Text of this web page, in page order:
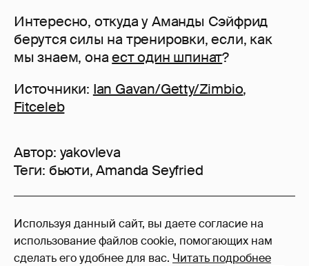
Используя данный сайт, вы даете согласие на
использование файлов cookie, помогающих нам
сделать его удобнее для вас. Читать подробнее
Интересно, откуда у Аманды Сэйфрид
берутся силы на тренировки, если, как
мы знаем, онаест один шпинат?
Источники: Ian Gavan/Getty/Zimbio,
Fitceleb
Автор: yakovleva
Теги: бьюти,Amanda Seyfried
18
Войдите в аккаунт, чтобы читать и
оставлять комментарии